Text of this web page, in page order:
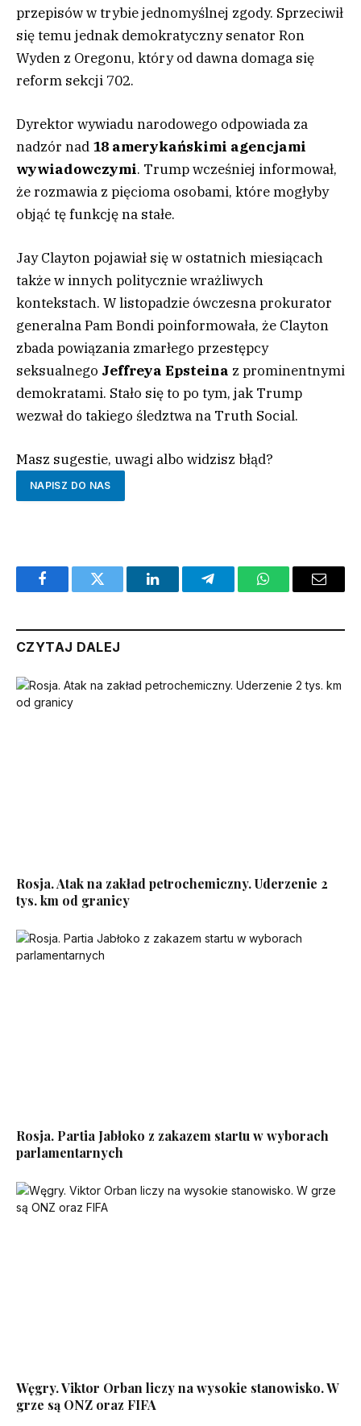
przepisów w trybie jednomyślnej zgody. Sprzeciwił
się temu jednak demokratyczny senator Ron
Wyden z Oregonu, który od dawna domaga się
reform sekcji 702.
Dyrektor wywiadu narodowego odpowiada za
nadzór nad 18 amerykańskimi agencjami
wywiadowczymi. Trump wcześniej informował,
że rozmawia z pięcioma osobami, które mogłyby
objąć tę funkcję na stałe.
Jay Clayton pojawiał się w ostatnich miesiącach
także w innych politycznie wrażliwych
kontekstach. W listopadzie ówczesna prokurator
generalna Pam Bondi poinformowała, że Clayton
zbada powiązania zmarłego przestępcy
seksualnego Jeffreya Epsteina z prominentnymi
demokratami. Stało się to po tym, jak Trump
wezwał do takiego śledztwa na Truth Social.
Masz sugestie, uwagi albo widzisz błąd?
NAPISZ DO NAS
FacebookTwitter LinkedInTelegramWhatsAppEmail
CZYTAJ DALEJ
Rosja. Atak na zakład petrochemiczny. Uderzenie 2
tys. km od granicy
Rosja. Partia Jabłoko z zakazem startu w wyborach
parlamentarnych
Węgry. Viktor Orban liczy na wysokie stanowisko. W
grze są ONZ oraz FIFA